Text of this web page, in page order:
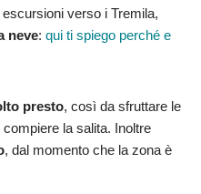
verso i Tremila,
neve: qui ti spiego perché e
presto, così da sfruttare le
la salita. Inoltre
, dal momento che la zona è